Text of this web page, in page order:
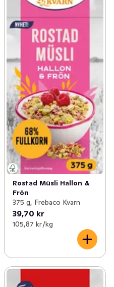
Rostad Müsli Hallon &
Frön
375 g, Frebaco Kvarn
39,70 kr
105,87 kr /kg